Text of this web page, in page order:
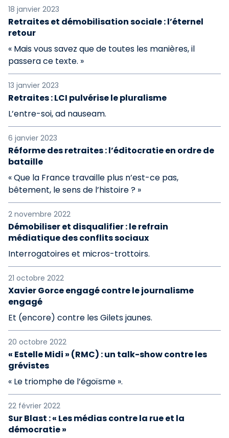
18 janvier 2023
Retraites et démobilisation sociale : l’éternel
retour
« Mais vous savez que de toutes les manières, il
passera ce texte. »
13 janvier 2023
Retraites : LCI pulvérise le pluralisme
L’entre-soi, ad nauseam.
6 janvier 2023
Réforme des retraites : l’éditocratie en ordre de
bataille
« Que la France travaille plus n’est-ce pas,
bêtement, le sens de l’histoire ? »
2 novembre 2022
Démobiliser et disqualifier : le refrain
médiatique des conflits sociaux
Interrogatoires et micros-trottoirs.
21 octobre 2022
Xavier Gorce engagé contre le journalisme
engagé
Et (encore) contre les Gilets jaunes.
20 octobre 2022
« Estelle Midi » (RMC) : un talk-show contre les
grévistes
« Le triomphe de l’égoïsme ».
22 février 2022
Sur Blast : « Les médias contre la rue et la
démocratie »